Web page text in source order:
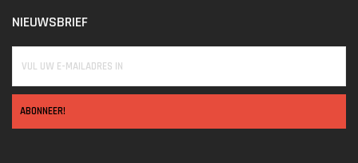
NIEUWSBRIEF
ABONNEER!